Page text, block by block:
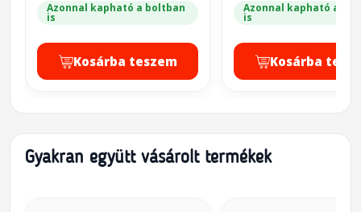
Azonnal kapható a boltban
is
Kosárba teszem
Azonnal kapható a
is
Kosárba
Gyakran együtt vásárolt termékek